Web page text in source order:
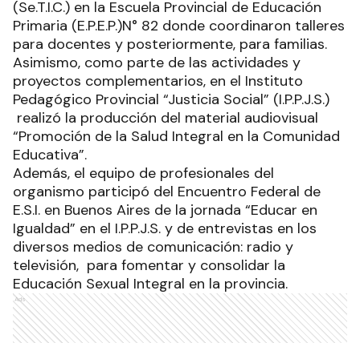
(Se.T.I.C.) en la Escuela Provincial de Educación
Primaria (E.P.E.P.)N° 82 donde coordinaron talleres
para docentes y posteriormente, para familias.
Asimismo, como parte de las actividades y
proyectos complementarios, en el Instituto
Pedagógico Provincial “Justicia Social” (I.P.P.J.S.)
realizó la producción del material audiovisual
“Promoción de la Salud Integral en la Comunidad
Educativa”.
Además, el equipo de profesionales del
organismo participó del Encuentro Federal de
E.S.I. en Buenos Aires de la jornada “Educar en
Igualdad” en el I.P.P.J.S. y de entrevistas en los
diversos medios de comunicación: radio y
televisión, para fomentar y consolidar la
Educación Sexual Integral en la provincia.
Ads